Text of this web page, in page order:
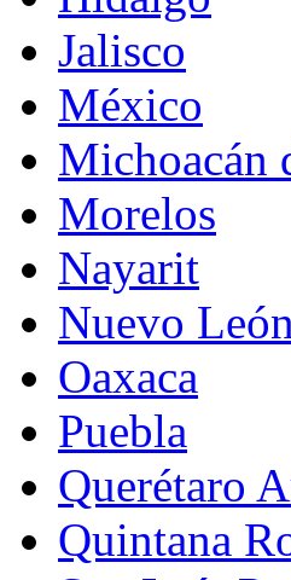
Jalisco
México
Michoacán
Morelos
Nayarit
Nuevo León
Oaxaca
Puebla
Querétaro
Quintana